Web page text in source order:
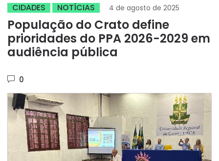
CIDADES NOTÍCIAS 4 de agosto de 2025
População do Crato define
prioridades do PPA 2026-2029 em
audiência pública
0